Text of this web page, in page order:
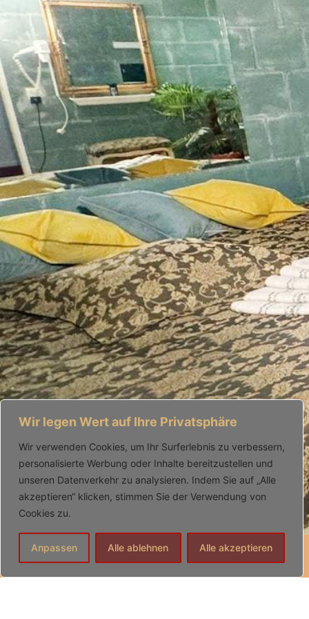
Wir legen Wert auf Ihre Privatsphäre
Wir verwenden Cookies, um Ihr Surferlebnis zu verbessern,
personalisierte Werbung oder Inhalte bereitzustellen und
unseren Datenverkehr zu analysieren. Indem Sie auf „Alle
akzeptieren“ klicken, stimmen Sie der Verwendung von
Cookies zu.
Anpassen Alle ablehnen Alle akzeptieren
Info ProstSchG
Datenschutz